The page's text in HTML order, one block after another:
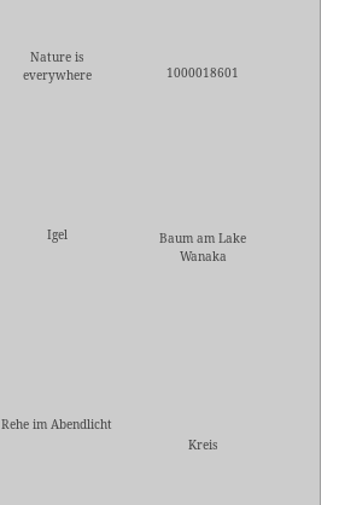
Nature is
everywhere
1000018601
Igel
Baum am Lake
Wanaka
Rehe im Abendlicht
Kreis